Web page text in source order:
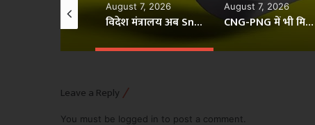
UPI पर चार्ज लगेगा या नहीं? RBI ने अफवाहों पर लगाई रोक, बताई पूरी सच्चाई
August 7, 2026
विदेश मंत्रालय अब Snapchat पर, जेन-Z तक पहुंच बनाने की दिशा में सरकार का बड़ा कदम
August 7, 2026
CNG-PNG में भी मिलेगी बायोगैस! ₹20,000 करोड़ की GOBAR-Dhan योजना को कैबिनेट की मंजूरी संभव
Leave a Reply
You must be logged in to post a comment.